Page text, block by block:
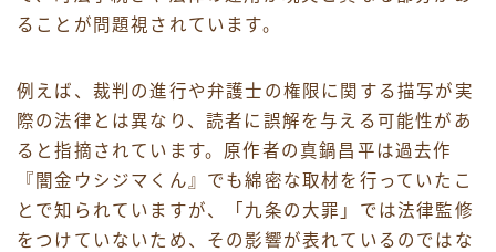
ることが問題視されています。
例えば、裁判の進行や弁護士の権限に関する描写が実
際の法律とは異なり、読者に誤解を与える可能性があ
ると指摘されています。原作者の真鍋昌平は過去作
『闇金ウシジマくん』でも綿密な取材を行っていたこ
とで知られていますが、「九条の大罪」では法律監修
をつけていないため、その影響が表れているのではな